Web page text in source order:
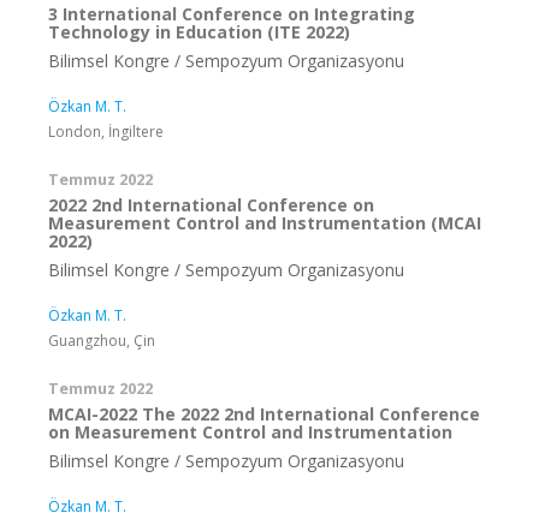
3 International Conference on Integrating
Technology in Education (ITE 2022)
Bilimsel Kongre / Sempozyum Organizasyonu
Özkan M. T.
London, İngiltere
Temmuz 2022
2022 2nd International Conference on
Measurement Control and Instrumentation (MCAI
2022)
Bilimsel Kongre / Sempozyum Organizasyonu
Özkan M. T.
Guangzhou, Çin
Temmuz 2022
MCAI-2022 The 2022 2nd International Conference
on Measurement Control and Instrumentation
Bilimsel Kongre / Sempozyum Organizasyonu
Özkan M. T.